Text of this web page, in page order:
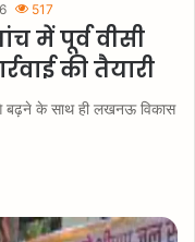
517
में पूर्व वीसी
की तैयारी
के साथ ही लखनऊ विकास